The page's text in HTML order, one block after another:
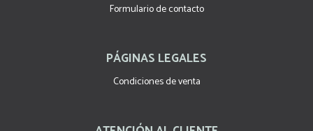
Formulario de contacto
PÁGINAS LEGALES
Condiciones de venta